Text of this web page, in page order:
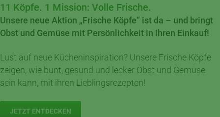
11 Köpfe. 1 Mission: Volle Frische.
Unsere neue Aktion „Frische Köpfe“ ist da – und bringt
Obst und Gemüse mit Persönlichkeit in Ihren Einkauf!
Lust auf neue Kücheninspiration? Unsere Frische Köpfe
zeigen, wie bunt, gesund und lecker Obst und Gemüse
sein kann, mit ihren Lieblingsrezepten!
JETZT ENTDECKEN